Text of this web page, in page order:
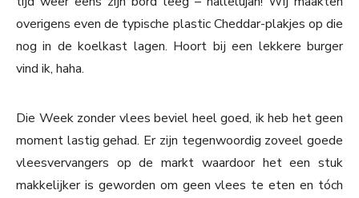
overigens even de typische plastic Cheddar-plakjes op die
nog in de koelkast lagen. Hoort bij een lekkere burger
vind ik, haha.
Die Week zonder vlees beviel heel goed, ik heb het geen
moment lastig gehad. Er zijn tegenwoordig zoveel goede
vleesvervangers op de markt waardoor het een stuk
makkelijker is geworden om geen vlees te eten en tóch